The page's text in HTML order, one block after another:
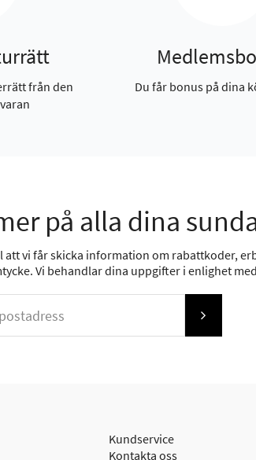
från den
Du får bonus på dina
på alla dina
vi får skicka information om rabattkoder,
Vi behandlar dina uppgifter i enlighet
Kundservice
Kontakta oss